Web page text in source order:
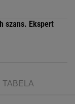
szans. Ekspert
TABELA